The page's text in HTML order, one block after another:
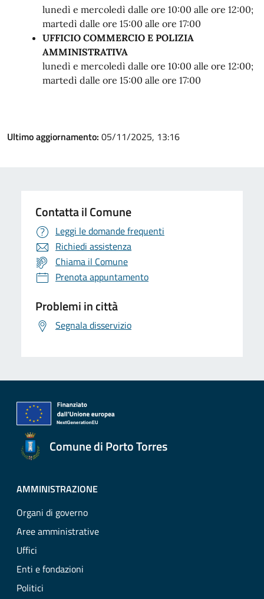
lunedì e mercoledì dalle ore 10:00 alle ore 12:00;
martedì dalle ore 15:00 alle ore 17:00
UFFICIO COMMERCIO E POLIZIA
AMMINISTRATIVA
lunedì e mercoledì dalle ore 10:00 alle ore 12:00;
martedì dalle ore 15:00 alle ore 17:00
Ultimo aggiornamento: 05/11/2025, 13:16
Contatta il Comune
Leggi le domande frequenti
Richiedi assistenza
Chiama il Comune
Prenota appuntamento
Problemi in città
Segnala disservizio
Comune di Porto Torres
AMMINISTRAZIONE
Organi di governo
Aree amministrative
Uffici
Enti e fondazioni
Politici